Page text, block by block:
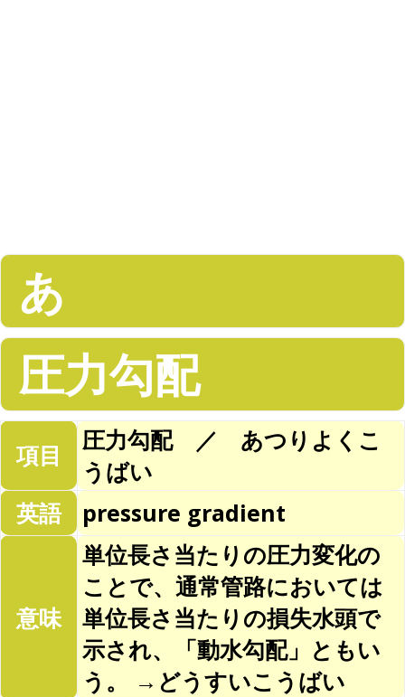
あ
圧力勾配
項目
圧力勾配 ／ あつりよくこ
うばい
英語
pressure gradient
意味
単位長さ当たりの圧力変化の
ことで、通常管路においては
単位長さ当たりの損失水頭で
示され、「動水勾配」ともい
う。 →どうすいこうばい